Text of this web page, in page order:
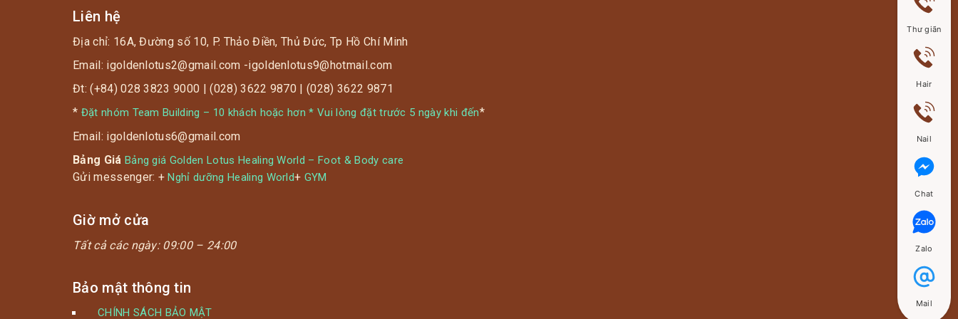
Liên hệ
Địa chỉ: 16A, Đường số 10, P. Thảo Điền, Thủ Đức, Tp Hồ Chí Minh
Email: igoldenlotus2@gmail.com -igoldenlotus9@hotmail.com
Đt: (+84) 028 3823 9000 | (028) 3622 9870 | (028) 3622 9871
* Đặt nhóm Team Building – 10 khách hoặc hơn * Vui lòng đặt trước 5 ngày khi đến*
Email: igoldenlotus6@gmail.com
Bảng Giá Bảng giá Golden Lotus Healing World – Foot & Body care
Gửi messenger: +Nghỉ dưỡng Healing World+ GYM
Giờ mở cửa
Tất cả các ngày: 09:00 – 24:00
Bảo mật thông tin
CHÍNH SÁCH BẢO MẬT
Thư giãn
Hair
Nail
Chat
Zalo
Mail